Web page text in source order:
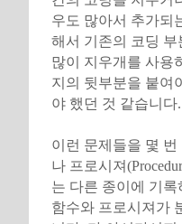
우도 많아서 추가되
해서 기존의 코딩
많이 지우개를 사용
지의 뒷부분을 붙여
야 했던 것 같습니다.
이런 문제들을 몇
나 프로시져
는 다른 종이에 기
함수와 프로시져가